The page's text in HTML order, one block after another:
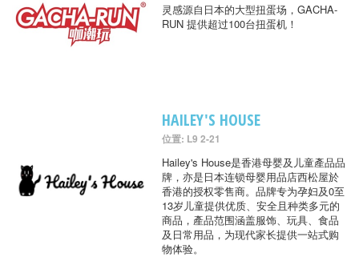
灵感源自日本的大型扭蛋场，GACHA-
RUN 提供超过100台扭蛋机！
HAILEY'S HOUSE
位置: L9 2-21
Hailey's House是香港母婴及儿童產品品
牌，亦是日本连锁母婴用品店西松屋於
香港的授权零售商。品牌专为孕妇及0至
13岁儿童提供优质、安全且种类多元的
商品，產品范围涵盖服饰、玩具、食品
及日常用品，为现代家长提供一站式购
物体验。